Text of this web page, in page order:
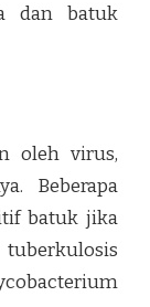
dan batuk
oleh virus,
Beberapa
batuk jika